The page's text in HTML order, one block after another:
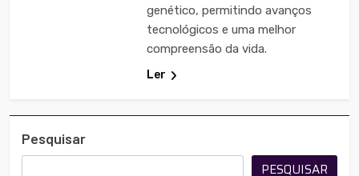
genético, permitindo avanços
tecnológicos e uma melhor
compreensão da vida.
Ler
Pesquisar
PESQUISAR